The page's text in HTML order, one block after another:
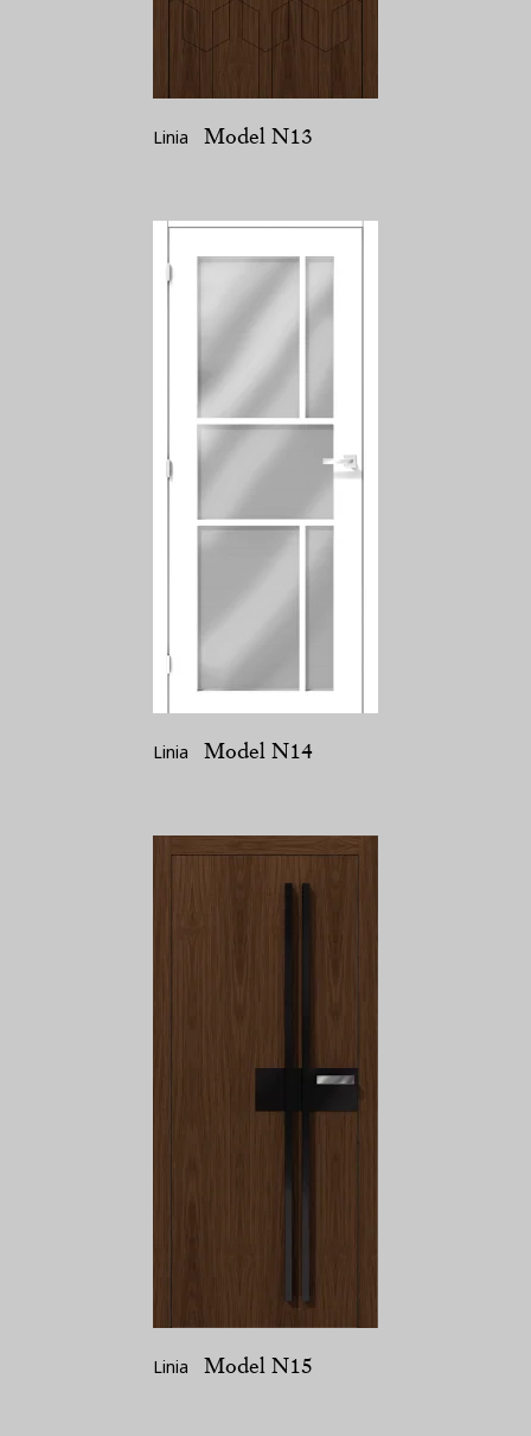
Linia Model N13
Linia Model N14
Linia Model N15